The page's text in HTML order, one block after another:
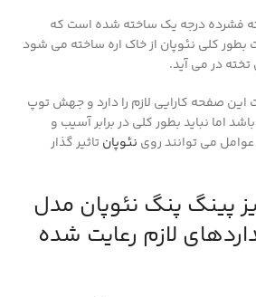
فشرده درجه یک ساخته شده است که
است بطور کلی نئوپان از خاک اره ساخته می شود
در می آید.
صفحه کارایی لازم را دارد و جهش توپ
اما نباید بطور کلی در برابر آسیب و
عوامل می توانند روی نئوپانتاثیر گذار
پینگ پنگ نئوپان مدل
لازم رعایت شده